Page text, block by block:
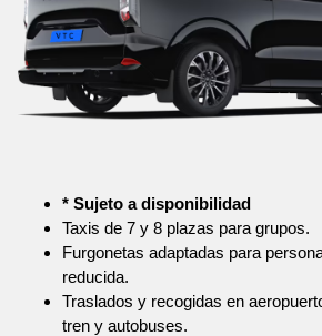
* Sujeto a disponibilidad
Taxis de 7 y 8 plazas para grupos.
Furgonetas adaptadas para
reducida.
Traslados y recogidas en
tren y autobuses.